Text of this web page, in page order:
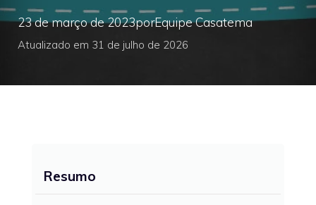
23 de março de 2023porEquipe Casatema
Atualizado em 31 de julho de 2026
Resumo